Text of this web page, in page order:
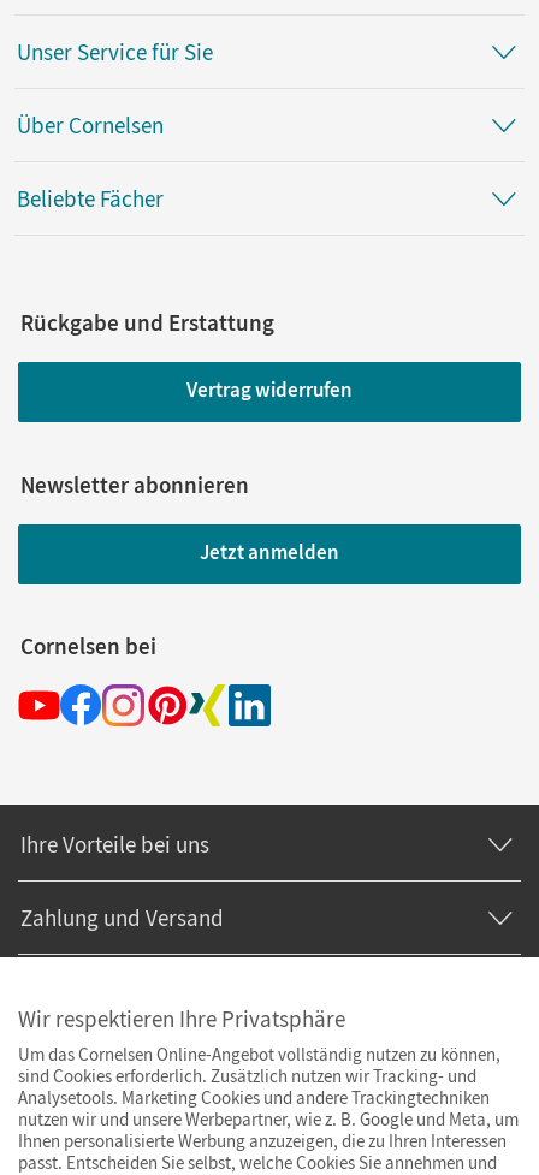
Unser Service für Sie
Über Cornelsen
Beliebte Fächer
Rückgabe und Erstattung
Vertrag widerrufen
Newsletter abonnieren
Jetzt anmelden
Cornelsen bei
Ihre Vorteile bei uns
Zahlung und Versand
Wir respektieren Ihre Privatsphäre
Um das Cornelsen Online-Angebot vollständig nutzen zu können,
sind Cookies erforderlich. Zusätzlich nutzen wir Tracking- und
Analysetools. Marketing Cookies und andere Trackingtechniken
nutzen wir und unsere Werbepartner, wie z. B. Google und Meta, um
Ihnen personalisierte Werbung anzuzeigen, die zu Ihren Interessen
passt. Entscheiden Sie selbst, welche Cookies Sie annehmen und